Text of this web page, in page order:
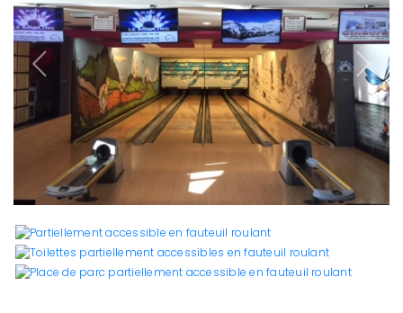
Previous Next